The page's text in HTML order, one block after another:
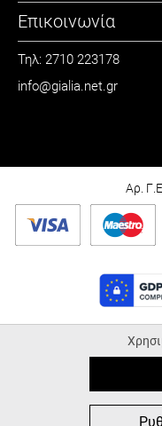
Επικοινωνία
Τηλ: 2710 223178
info@gialia.net.gr
Αρ.
ALL-